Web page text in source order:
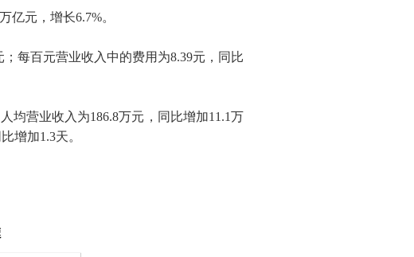
万亿元，增长6.7%。
；每百元营业收入中的费用为8.39元，同比
均营业收入为186.8万元，同比增加11.1万
增加1.3天。